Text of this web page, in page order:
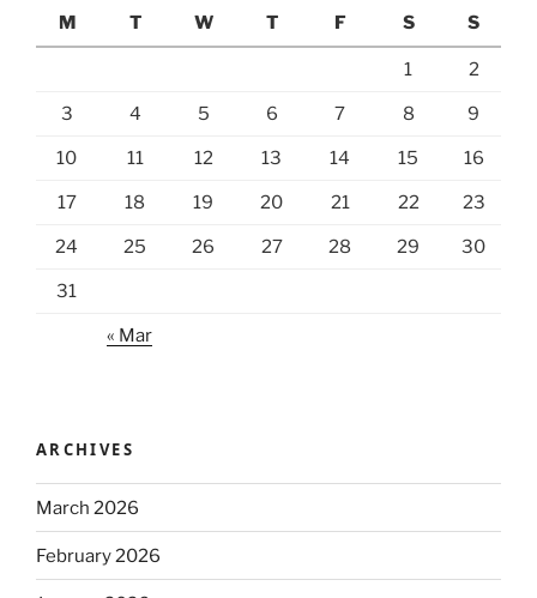
M
T W T F S S
1 2
3 4 5 6 7 8 9
10 11 12 13 14 15 16
17 18 19 20 21 22 23
24 25 26 27 28 29 30
31
« Mar
ARCHIVES
March 2026
February 2026